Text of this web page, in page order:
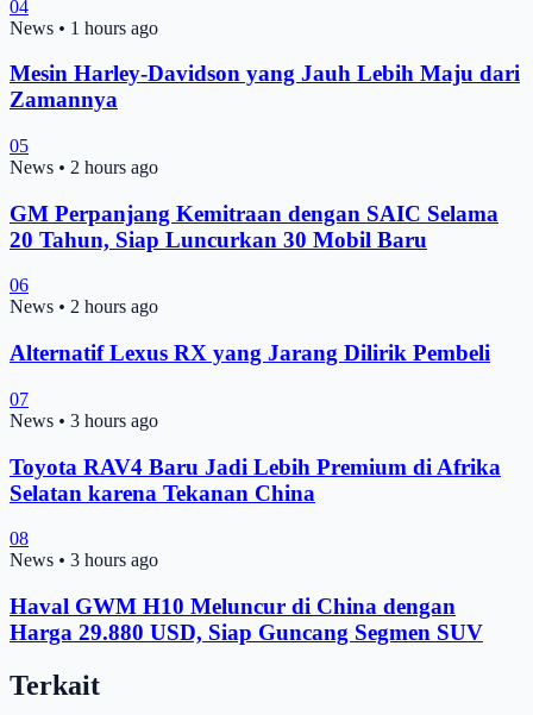
04
News • 1 hours ago
Mesin Harley-Davidson yang Jauh Lebih Maju dari
Zamannya
05
News • 2 hours ago
GM Perpanjang Kemitraan dengan SAIC Selama
20 Tahun, Siap Luncurkan 30 Mobil Baru
06
News • 2 hours ago
Alternatif Lexus RX yang Jarang Dilirik Pembeli
07
News • 3 hours ago
Toyota RAV4 Baru Jadi Lebih Premium di Afrika
Selatan karena Tekanan China
08
News • 3 hours ago
Haval GWM H10 Meluncur di China dengan
Harga 29.880 USD, Siap Guncang Segmen SUV
Terkait